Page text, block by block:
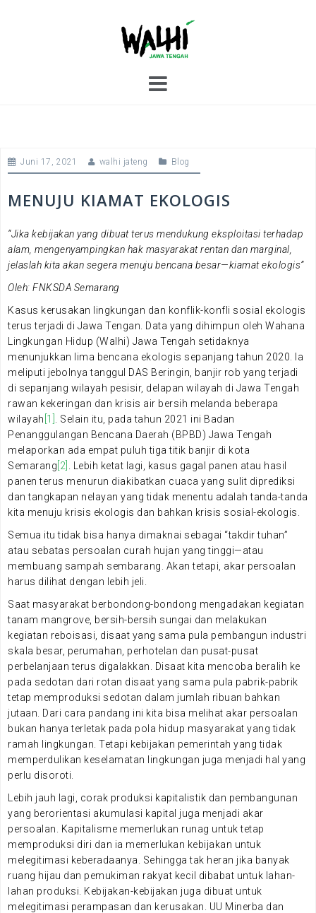
Juni 17, 2021 walhi jateng Blog
MENUJU KIAMAT EKOLOGIS
“Jika kebijakan yang dibuat terus mendukung eksploitasi terhadap
alam, mengenyampingkan hak masyarakat rentan dan marginal,
jelaslah kita akan segera menuju bencana besar—kiamat ekologis”
Oleh: FNKSDA Semarang
Kasus kerusakan lingkungan dan konflik-konfli sosial ekologis
terus terjadi di Jawa Tengan. Data yang dihimpun oleh Wahana
Lingkungan Hidup (Walhi) Jawa Tengah setidaknya
menunjukkan lima bencana ekologis sepanjang tahun 2020. Ia
meliputi jebolnya tanggul DAS Beringin, banjir rob yang terjadi
di sepanjang wilayah pesisir, delapan wilayah di Jawa Tengah
rawan kekeringan dan krisis air bersih melanda beberapa
wilayah [1]
. Selain itu, pada tahun 2021 ini Badan
Penanggulangan Bencana Daerah (BPBD) Jawa Tengah
melaporkan ada empat puluh tiga titik banjir di kota
Semarang [2]
. Lebih ketat lagi, kasus gagal panen atau hasil
panen terus menurun diakibatkan cuaca yang sulit diprediksi
dan tangkapan nelayan yang tidak menentu adalah tanda-tanda
kita menuju krisis ekologis dan bahkan krisis sosial-ekologis.
Semua itu tidak bisa hanya dimaknai sebagai “takdir tuhan”
atau sebatas persoalan curah hujan yang tinggi—atau
membuang sampah sembarang. Akan tetapi, akar persoalan
harus dilihat dengan lebih jeli.
Saat masyarakat berbondong-bondong mengadakan kegiatan
tanam mangrove, bersih-bersih sungai dan melakukan
kegiatan reboisasi, disaat yang sama pula pembangun industri
skala besar, perumahan, perhotelan dan pusat-pusat
perbelanjaan terus digalakkan. Disaat kita mencoba beralih ke
pada sedotan dari rotan disaat yang sama pula pabrik-pabrik
tetap memproduksi sedotan dalam jumlah ribuan bahkan
jutaan. Dari cara pandang ini kita bisa melihat akar persoalan
bukan hanya terletak pada pola hidup masyarakat yang tidak
ramah lingkungan. Tetapi kebijakan pemerintah yang tidak
memperdulikan keselamatan lingkungan juga menjadi hal yang
perlu disoroti.
Lebih jauh lagi, corak produksi kapitalistik dan pembangunan
yang berorientasi akumulasi kapital juga menjadi akar
persoalan. Kapitalisme memerlukan runag untuk tetap
memproduksi diri dan ia memerlukan kebijakan untuk
melegitimasi keberadaanya. Sehingga tak heran jika banyak
ruang hijau dan pemukiman rakyat kecil dibabat untuk lahan-
lahan produksi. Kebijakan-kebijakan juga dibuat untuk
melegitimasi perampasan dan kerusakan. UU Minerba dan